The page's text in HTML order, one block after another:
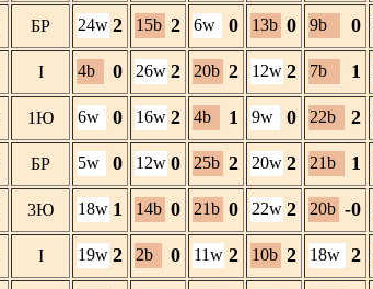
БР 24w 2 15b 2 6w 0 13b 0 9b 0
I 4b 0 26w 2 20b 2 12w 2 7b 1
1Ю 6w 0 16w 2 4b 1 9w 0 22b 2
БР 5w 0 12w 0 25b 2 20w 2 21b 1
3Ю 18w 1 14b 0 21b 0 22w 2 20b -0
I 19w 2 2b 0 11w 2 10b 2 18w 2